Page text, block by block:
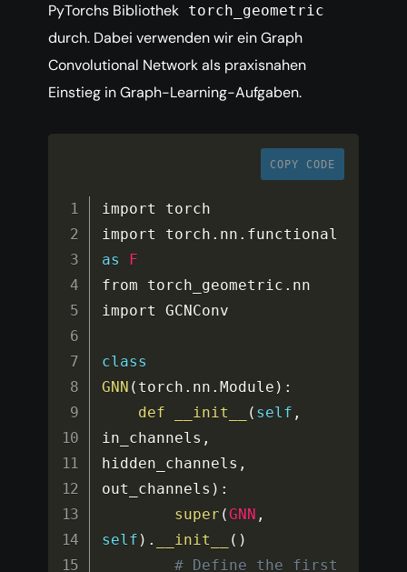
PyTorchs Bibliothek torch_geometric
durch. Dabei verwenden wir ein Graph
Convolutional Network als praxisnahen
Einstieg in Graph-Learning-Aufgaben.
COPY CODE
import torch
import torch . nn .
as
F
from torch_geometric . nn
import GCNConv
class
GNN ( torch . nn . Module ) :
def
__init__ ( self ,
in_channels ,
hidden_channels ,
out_channels ) :
super (GNN ,
self ) . __init__ ( )
# Define the first